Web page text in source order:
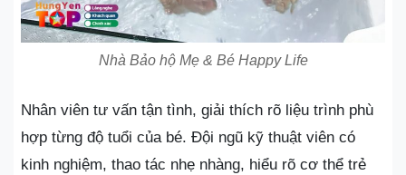
Nhà Bảo hộ Mẹ & Bé Happy Life
Nhân viên tư vấn tận tình, giải thích rõ liệu trình phù
hợp từng độ tuổi của bé. Đội ngũ kỹ thuật viên có
kinh nghiệm, thao tác nhẹ nhàng, hiểu rõ cơ thể trẻ